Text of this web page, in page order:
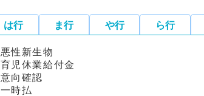
は行 ま行 や行 ら行
悪性新生物
育児休業給付金
意向確認
一時払